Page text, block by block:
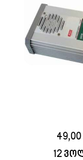
49,00
12